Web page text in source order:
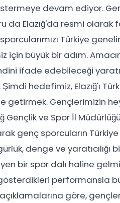
devam ediyor.
da Elazığ'da resmi olarak
sporcularımızı Türkiye
için büyük bir adım.
ifade edebileceği
Şimdi hedefimiz, Elazığ'ı
getirmek. Gençlerimizin
Gençlik ve Spor İl
genç sporcuların
denge ve yaratıcılığı
bir spor dalı haline
performansla
göre,